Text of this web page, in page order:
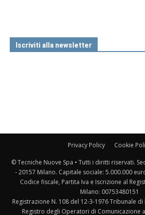
Iscriviti alla newsletter
Privacy Policy Cookie
© Tecniche Nuove Spa • Tutti i diritti riservati.
- 20157 Milano. Capitale sociale: 5.000.000
Codice fiscale, Partita Iva e Iscrizione al
Milano: 00753480151
Registrazione N. 108 del 12-3-1976 Tribunale di
Registro degli Operatori di Comunicazione